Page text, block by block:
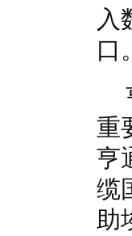
入
口。
重
亨
缆
助